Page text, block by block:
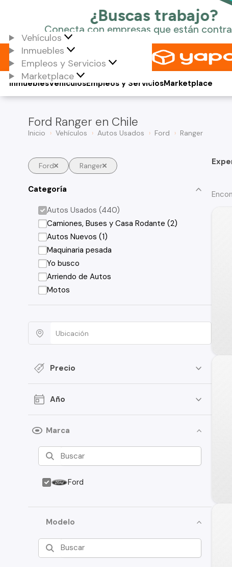
Vehículos
Inmuebles
Empleos y Servicios
Marketplace
Vehículos
Inmuebles Empleos y ServiciosMarketplace
Ford Ranger en Chile
Inicio Vehículos Autos Usados Ford Ranger
Ford Ranger
Categoría
Autos Usados (440)
Camiones, Buses y Casa Rodante (2)
Autos Nuevos (1)
Maquinaria pesada
Yo busco
Arriendo de Autos
Motos
Precio
Año
Marca
Ford
Modelo